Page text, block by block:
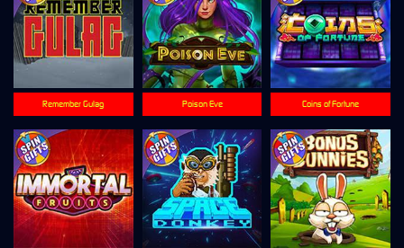
Poison Eve Coins of Fortune
Remember Gulag